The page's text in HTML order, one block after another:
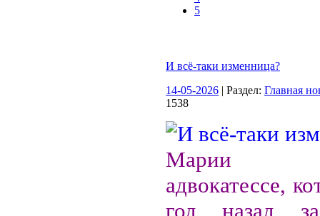
5
И всё-таки изменница?
14-05-2026 | Раздел: Главная
1538
Марии
адвокатессе,
год назад